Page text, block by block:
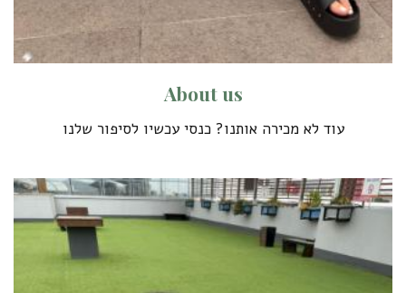
About us
עוד לא מכירה אותנו? כנסי עכשיו לסיפור שלנו